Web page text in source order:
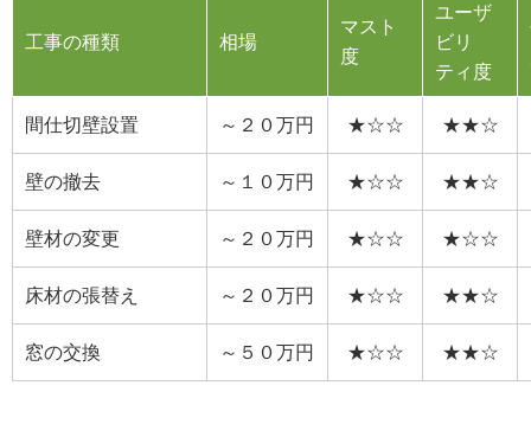
工事の種類 相場
マスト
度
ユーザ
ビリ
ティ度
間仕切壁設置 ～２０万円 ★☆☆ ★★☆
壁の撤去 ～１０万円 ★☆☆ ★★☆
壁材の変更 ～２０万円 ★☆☆ ★☆☆
床材の張替え ～２０万円 ★☆☆ ★★☆
窓の交換 ～５０万円 ★☆☆ ★★☆